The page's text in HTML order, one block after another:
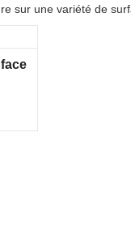
sur une variété de